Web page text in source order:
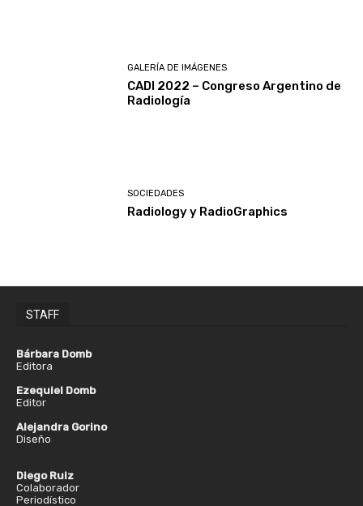
GALERÍA DE IMÁGENES
CADI 2022 – Congreso Argentino de
Radiología
SOCIEDADES
Radiology y RadioGraphics
STAFF
Bárbara Domb
Editora
Ezequiel Domb
Editor
Alejandra Gorino
Diseño
Diego Ruiz
Colaborador
Periodístico